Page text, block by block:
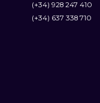
(+34) 928 247 410
(+34) 637 338 710